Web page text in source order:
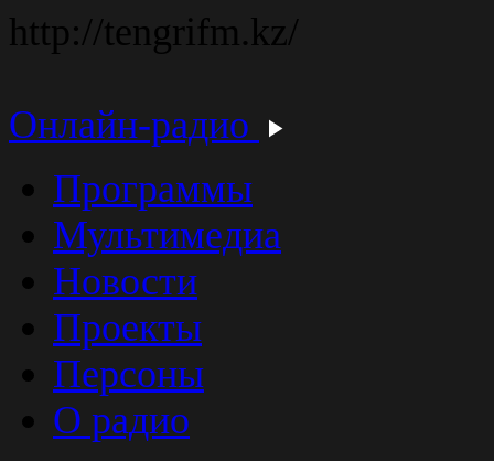
http://tengrifm.kz/
Онлайн-радио
Программы
Мультимедиа
Новости
Проекты
Персоны
О радио